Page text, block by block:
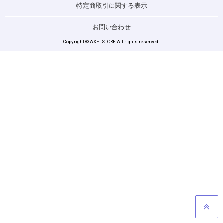
特定商取引に関する表示
お問い合わせ
Copyright © AXELSTORE All rights reserved.